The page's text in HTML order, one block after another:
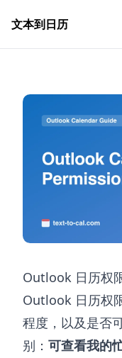
文本到日历
Outlook 日历权
Outlook 日历权
程度，以及是否
别： 可查看我的